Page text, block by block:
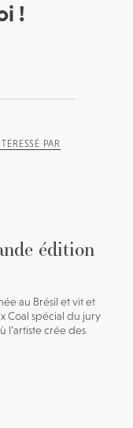
!
PAR
édition
au Brésil et vit et
Coal spécial du jury
l’artiste crée des